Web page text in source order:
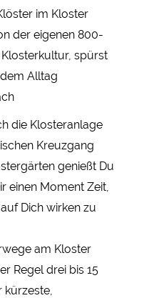
im Kloster
der eigenen 800-
spürst
Alltag
die Klosteranlage
Kreuzgang
genießt Du
einen Moment Zeit,
Dich wirken zu
am Kloster
Regel drei bis 15
kürzeste,